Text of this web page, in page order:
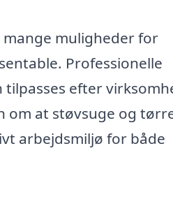
muligheder for
Professionelle
efter
om at støvsuge og
arbejdsmiljø for både